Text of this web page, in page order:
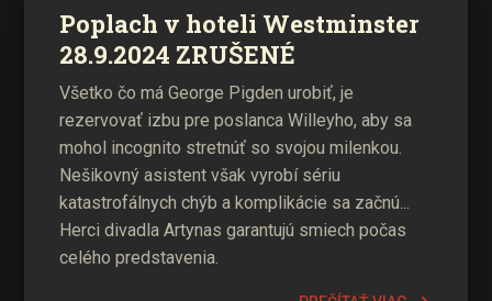
Poplach v hoteli Westminster
28.9.2024 ZRUŠENÉ
Všetko čo má George Pigden urobiť, je
rezervovať izbu pre poslanca Willeyho, aby sa
mohol incognito stretnúť so svojou milenkou.
Nešikovný asistent však vyrobí sériu
katastrofálnych chýb a komplikácie sa začnú...
Herci divadla Artynas garantujú smiech počas
celého predstavenia.